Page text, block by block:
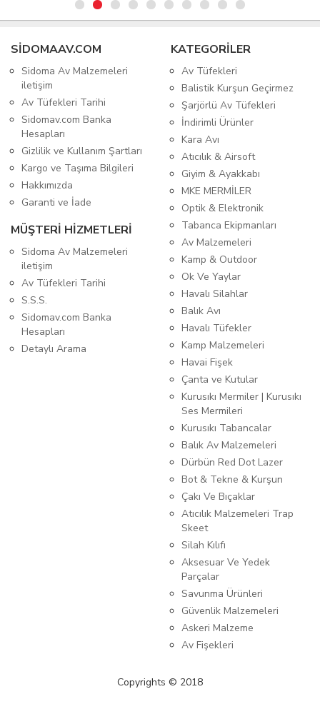
SIDOMAAV.COM
Sidoma Av Malzemeleri
iletişim
Av Tüfekleri Tarihi
Sidomav.com Banka
Hesapları
Gizlilik ve Kullanım Şartları
Kargo ve Taşıma Bilgileri
Hakkımızda
Garanti ve İade
MÜŞTERİ HİZMETLERİ
Sidoma Av Malzemeleri
iletişim
Av Tüfekleri Tarihi
S.S.S.
Sidomav.com Banka
Hesapları
Detaylı Arama
KATEGORİLER
Av Tüfekleri
Balistik Kurşun Geçirmez
Şarjörlü Av Tüfekleri
İndirimli Ürünler
Kara Avı
Atıcılık & Airsoft
Giyim & Ayakkabı
MKE MERMİLER
Optik & Elektronik
Tabanca Ekipmanları
Av Malzemeleri
Kamp & Outdoor
Ok Ve Yaylar
Havalı Silahlar
Balık Avı
Havalı Tüfekler
Kamp Malzemeleri
Havai Fişek
Çanta ve Kutular
Kurusıkı Mermiler | Kurusıkı
Ses Mermileri
Kurusıkı Tabancalar
Balık Av Malzemeleri
Dürbün Red Dot Lazer
Bot & Tekne & Kurşun
Çakı Ve Bıçaklar
Atıcılık Malzemeleri Trap
Skeet
Silah Kılıfı
Aksesuar Ve Yedek
Parçalar
Savunma Ürünleri
Güvenlik Malzemeleri
Askeri Malzeme
Av Fişekleri
Copyrights © 2018